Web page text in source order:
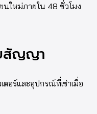
ใหม่ภายใน 48 ชั่วโมง
สัญญา
ตอร์และอุปกรณ์ที่เช่าเมื่อ